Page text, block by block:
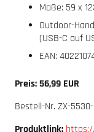
Maße: 59 x
Outdoor-
(USB-C auf
EAN:
Preis: 56,99 EUR
Bestell-
Produktlink: